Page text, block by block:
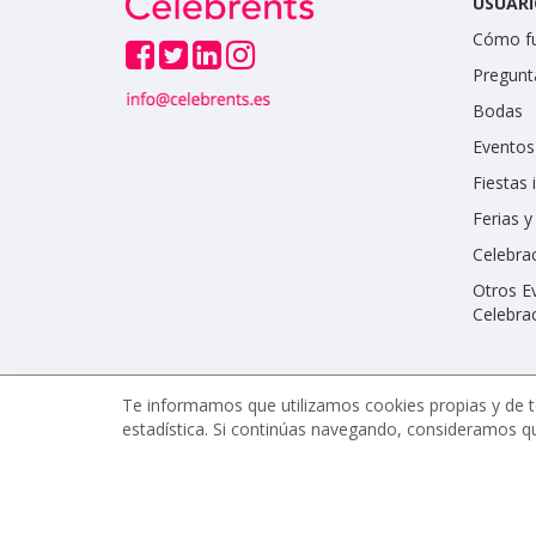
Cómo
Bodas
Fiestas
Ferias
Otros
Te informamos que utilizamos cookies propias y
estadística. Si continúas navegando, consideramos